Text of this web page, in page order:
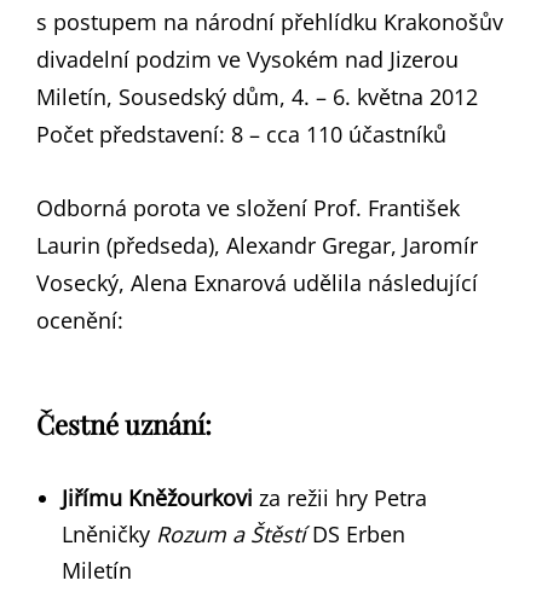
s postupem na národní přehlídku Krakonošův
divadelní podzim ve Vysokém nad Jizerou
Miletín, Sousedský dům, 4. – 6. května 2012
Počet představení: 8 – cca 110 účastníků
Odborná porota ve složení Prof. František
Laurin (předseda), Alexandr Gregar, Jaromír
Vosecký, Alena Exnarová udělila následující
ocenění:
Čestné uznání:
Jiřímu Kněžourkovi za režii hry Petra
Lněničky Rozum a ŠtěstíDS Erben
Miletín